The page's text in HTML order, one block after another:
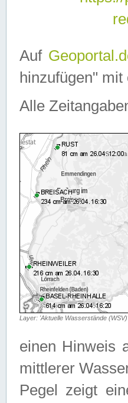
Auf
hinzufügen"
Alle
Layer: 'Aktuelle Wasserstände (WSV)'
einen Hinweis
mittlerer
Pegel zeigt